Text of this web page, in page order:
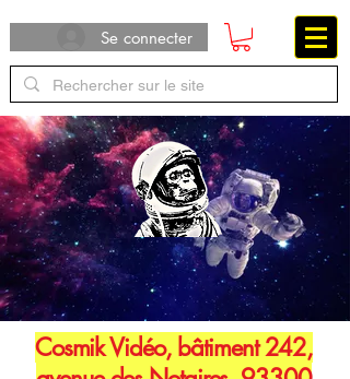
Se connecter
Cosmik Vidéo, bâtiment 242,